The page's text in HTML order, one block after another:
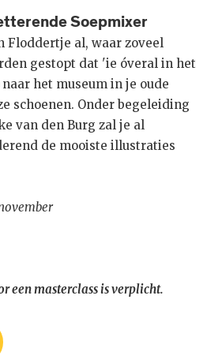
Soepmixer
Floddertje al, waar zoveel
gestopt dat 'ie óveral in het
het museum in je oude
schoenen. Onder begeleiding
van den Burg zal je al
de mooiste illustraties
een masterclass is verplicht.